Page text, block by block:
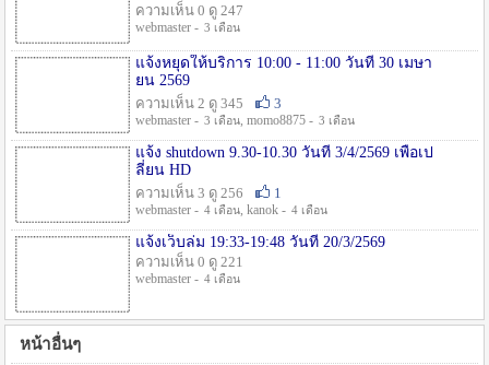
ความเห็น 0 ดู 247
webmaster - 3 เดือน
แจ้งหยุดให้บริการ 10:00 - 11:00 วันที่ 30 เมษา
ยน 2569
ความเห็น 2 ดู 345
3
webmaster - 3 เดือน, momo8875 - 3 เดือน
แจ้ง shutdown 9.30-10.30 วันที่ 3/4/2569 เพื่อเป
ลี่ยน HD
ความเห็น 3 ดู 256
1
webmaster - 4 เดือน, kanok - 4 เดือน
แจ้งเว็บล่ม 19:33-19:48 วันที่ 20/3/2569
ความเห็น 0 ดู 221
webmaster - 4 เดือน
หน้าอื่นๆ